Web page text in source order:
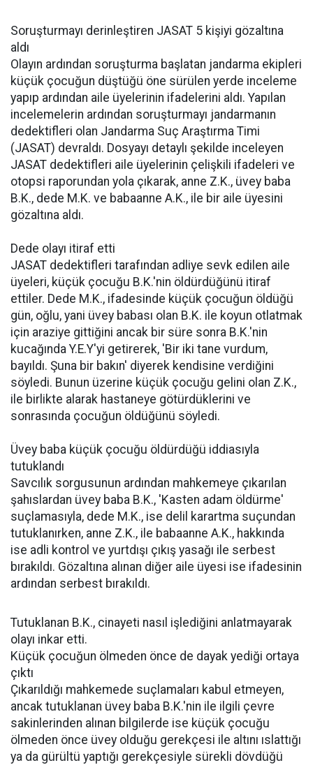
Soruşturmayı derinleştiren JASAT 5 kişiyi gözaltına
aldı
Olayın ardından soruşturma başlatan jandarma ekipleri
küçük çocuğun düştüğü öne sürülen yerde inceleme
yapıp ardından aile üyelerinin ifadelerini aldı. Yapılan
incelemelerin ardından soruşturmayı jandarmanın
dedektifleri olan Jandarma Suç Araştırma Timi
(JASAT) devraldı. Dosyayı detaylı şekilde inceleyen
JASAT dedektifleri aile üyelerinin çelişkili ifadeleri ve
otopsi raporundan yola çıkarak, anne Z.K., üvey baba
B.K., dede M.K. ve babaanne A.K., ile bir aile üyesini
gözaltına aldı.
Dede olayı itiraf etti
JASAT dedektifleri tarafından adliye sevk edilen aile
üyeleri, küçük çocuğu B.K.'nin öldürdüğünü itiraf
ettiler. Dede M.K., ifadesinde küçük çocuğun öldüğü
gün, oğlu, yani üvey babası olan B.K. ile koyun otlatmak
için araziye gittiğini ancak bir süre sonra B.K.'nin
kucağında Y.E.Y'yi getirerek, 'Bir iki tane vurdum,
bayıldı. Şuna bir bakın' diyerek kendisine verdiğini
söyledi. Bunun üzerine küçük çocuğu gelini olan Z.K.,
ile birlikte alarak hastaneye götürdüklerini ve
sonrasında çocuğun öldüğünü söyledi.
Üvey baba küçük çocuğu öldürdüğü iddiasıyla
tutuklandı
Savcılık sorgusunun ardından mahkemeye çıkarılan
şahıslardan üvey baba B.K., 'Kasten adam öldürme'
suçlamasıyla, dede M.K., ise delil karartma suçundan
tutuklanırken, anne Z.K., ile babaanne A.K., hakkında
ise adli kontrol ve yurtdışı çıkış yasağı ile serbest
bırakıldı. Gözaltına alınan diğer aile üyesi ise ifadesinin
ardından serbest bırakıldı.
Tutuklanan B.K., cinayeti nasıl işlediğini anlatmayarak
olayı inkar etti.
Küçük çocuğun ölmeden önce de dayak yediği ortaya
çıktı
Çıkarıldığı mahkemede suçlamaları kabul etmeyen,
ancak tutuklanan üvey baba B.K.'nin ile ilgili çevre
sakinlerinden alınan bilgilerde ise küçük çocuğu
ölmeden önce üvey olduğu gerekçesi ile altını ıslattığı
ya da gürültü yaptığı gerekçesiyle sürekli dövdüğü